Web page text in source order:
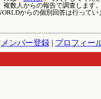
複数人からの報告で調査します
からの個別回答は行ってい
メンバー登録| プロフィー